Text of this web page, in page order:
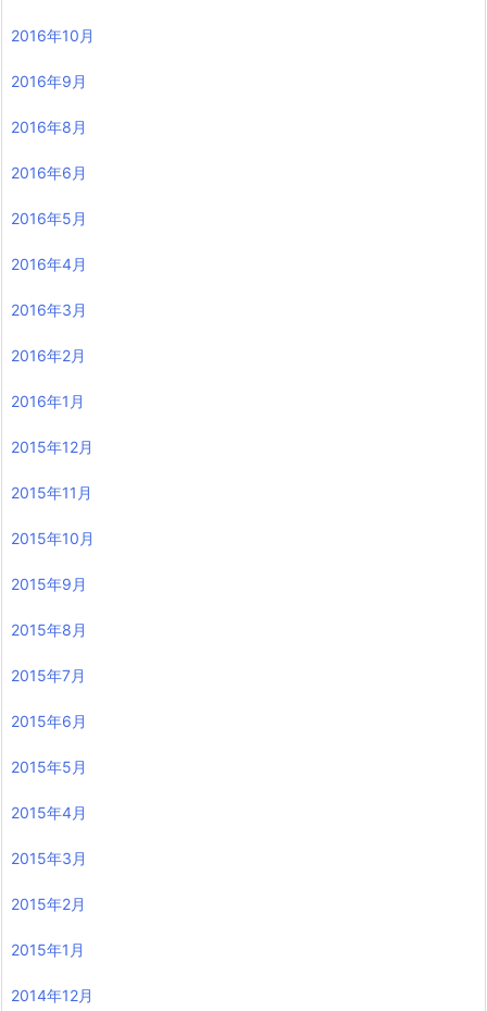
2016年10月
2016年9月
2016年8月
2016年6月
2016年5月
2016年4月
2016年3月
2016年2月
2016年1月
2015年12月
2015年11月
2015年10月
2015年9月
2015年8月
2015年7月
2015年6月
2015年5月
2015年4月
2015年3月
2015年2月
2015年1月
2014年12月